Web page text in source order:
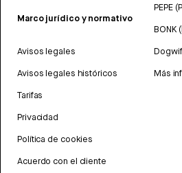
Marco jurídico y normativo
Avisos legales
Avisos legales históricos
Tarifas
Privacidad
Política de cookies
Acuerdo con el cliente
PEPE
BONK
Más